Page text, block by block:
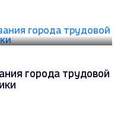
города трудовой